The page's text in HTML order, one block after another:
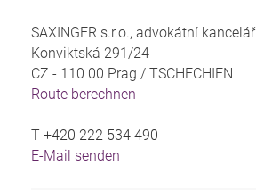
SAXINGER s.r.o., advokátní kancelář
Konviktská 291/24
CZ - 110 00 Prag / TSCHECHIEN
Route berechnen
T +420 222 534 490
E-Mail senden